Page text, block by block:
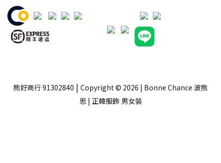
熊好商行 91302840 | Copyright © 2026 | Bonne Chance 波熊
思 | 正韓服飾 男女裝